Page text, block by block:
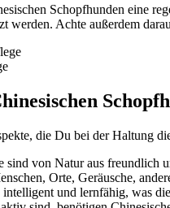
Schopf­hun­den eine
Ach­te außer­dem
die Du bei der Hal­tung
sind von Natur aus
Orte, Geräu­sche,
und lern­fä­hig, was